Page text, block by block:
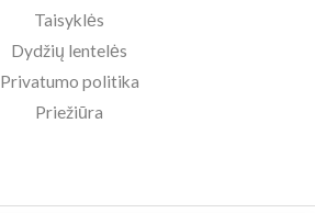
Taisyklės
Dydžių lentelės
Privatumo politika
Priežiūra